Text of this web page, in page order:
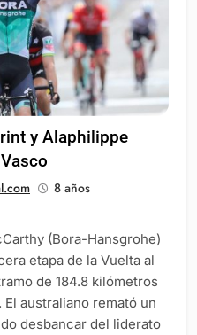
y Alaphilippe
8 años
(Bora-Hansgrohe)
etapa de la Vuelta al
de 184.8 kilómetros
australiano remató un
desbancar del liderato